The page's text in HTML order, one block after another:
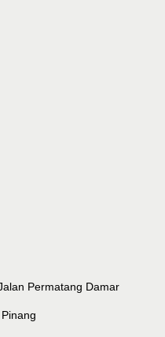
Permatang Damar